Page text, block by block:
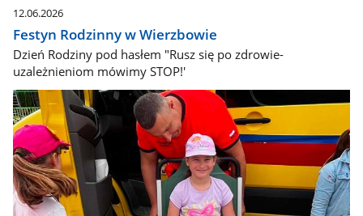
12.06.2026
Festyn Rodzinny w Wierzbowie
Dzień Rodziny pod hasłem "Rusz się po zdrowie-
uzależnieniom mówimy STOP!'